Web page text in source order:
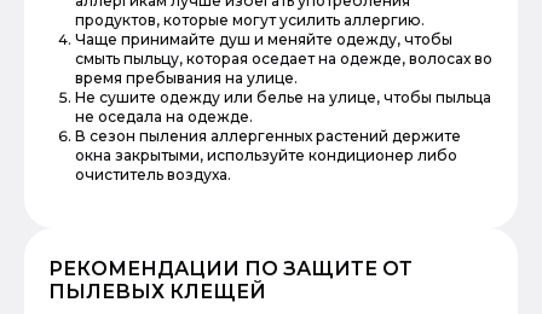
продуктов, которые могут усилить аллергию.
Чаще принимайте душ и меняйте одежду, чтобы
смыть пыльцу, которая оседает на одежде, волосах во
время пребывания на улице.
Не сушите одежду или белье на улице, чтобы пыльца
не оседала на одежде.
В сезон пыления аллергенных растений держите
окна закрытыми, используйте кондиционер либо
очиститель воздуха.
РЕКОМЕНДАЦИИ ПО ЗАЩИТЕ ОТ
ПЫЛЕВЫХ КЛЕЩЕЙ